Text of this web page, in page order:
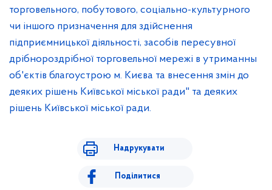
торговельного, побутового, соціально-культурного
чи іншого призначення для здійснення
підприємницької діяльності, засобів пересувної
дрібнороздрібної торговельної мережі в утриманны
об'єктів благоустрою м. Києва та внесення змін до
деяких рішень Київської міської ради" та деяких
рішень Київської міської ради.
Надрукувати
Поділитися